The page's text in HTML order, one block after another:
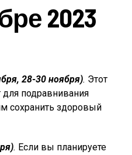
2023
28-30 ноября). Этот
подравнивания
сохранить здоровый
. Если вы планируете